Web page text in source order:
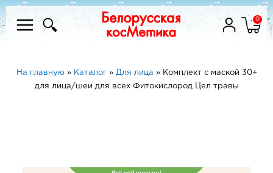
0
На главную» Каталог» Для лица » Комплект с маской 30+
для лица/шеи для всех Фитокислород Цел травы